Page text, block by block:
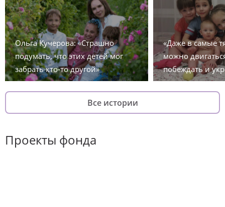
Ольга Кучерова: «Страшно
подумать, что этих детей мог
забрать кто-то другой»
«Даже в самые
можно
побеждать и
Все истории
Проекты фонда